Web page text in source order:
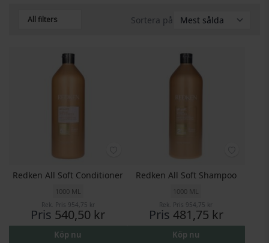
All filters Sortera på
Redken All Soft Conditioner
1000 ML
Rek. Pris 954,75 kr
Pris 540,50 kr
Köp nu
Redken All Soft Shampoo
1000 ML
Rek. Pris 954,75 kr
Pris 481,75 kr
Köp nu